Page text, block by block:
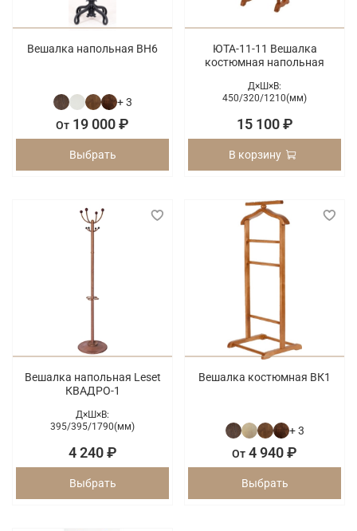
Вешалка напольная ВН6
+ 3
От 19 000 ₽
Выбрать
ЮТА-11-11 Вешалка
костюмная напольная
Д×Ш×В:
450/320/1210(мм)
15 100 ₽
В корзину
Вешалка напольная Leset
КВАДРО-1
Д×Ш×В:
395/395/1790(мм)
4 240 ₽
Выбрать
Вешалка костюмная ВК1
+ 3
От 4 940 ₽
Выбрать